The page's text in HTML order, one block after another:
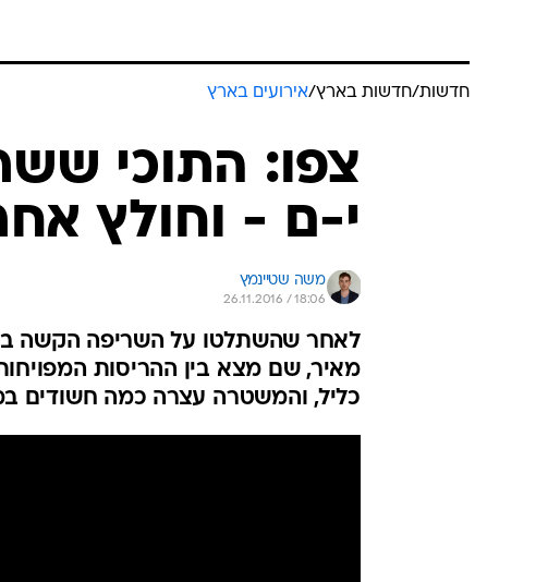
חדשות/חדשות בארץ/אירועים בארץ
צפו: התוכי
י-ם - וחולץ אחרי
משה שטיינמץ
26.11.2016 / 18:06
לאחר שהשתלטו על השריפה הקשה
מאיר, שם מצא בין ההריסות
כליל, והמשטרה עצרה כמה חשודים